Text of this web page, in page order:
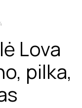
Lova
pilka,